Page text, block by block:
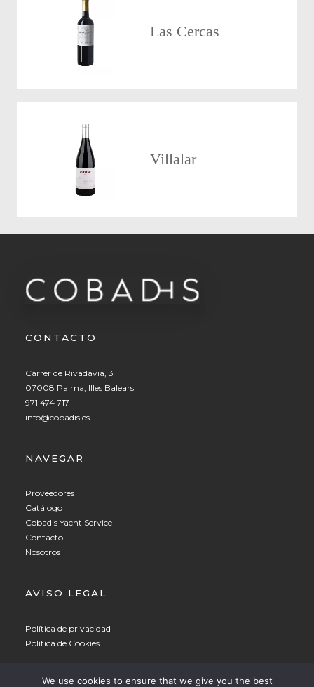
Las Cercas
Villalar
CONTACTO
Carrer de Rivadavia, 3
07008 Palma, Illes Balears
971 474 717
info@cobadis.es
NAVEGAR
Proveedores
Catálogo
Cobadis Yacht Service
Contacto
Nosotros
AVISO LEGAL
Política de privacidad
Política de Cookies
We use cookies to ensure that we give you the best